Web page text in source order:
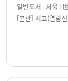
일반도서 서울
[본관] 서고(열람